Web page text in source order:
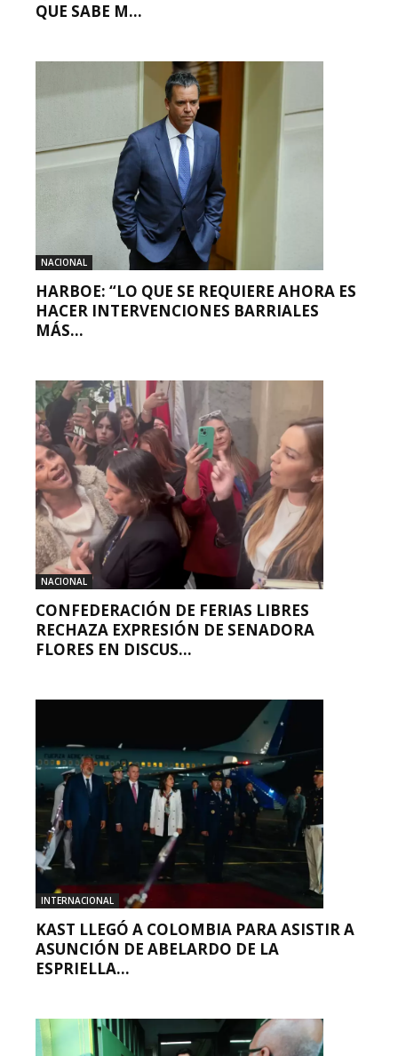
QUE SABE M...
NACIONAL
HARBOE: “LO QUE SE REQUIERE AHORA ES
HACER INTERVENCIONES BARRIALES
MÁS...
NACIONAL
CONFEDERACIÓN DE FERIAS LIBRES
RECHAZA EXPRESIÓN DE SENADORA
FLORES EN DISCUS...
INTERNACIONAL
KAST LLEGÓ A COLOMBIA PARA ASISTIR A
ASUNCIÓN DE ABELARDO DE LA
ESPRIELLA...